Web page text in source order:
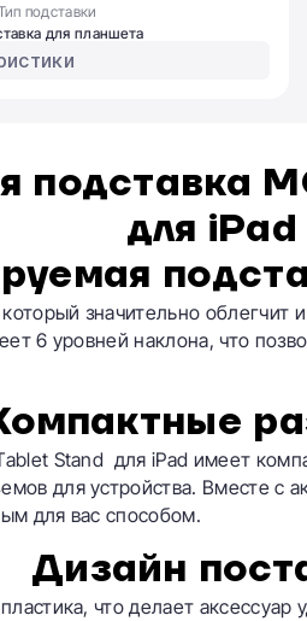
подставки
для планшета
подставка
для iPad
значительно облегчит
6 уровней наклона, что
Stand для iPad имеет
для устройства. Вместе с
для вас способом.
Дизайн
что делает